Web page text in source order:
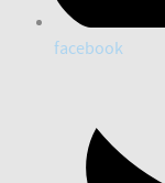
facebook